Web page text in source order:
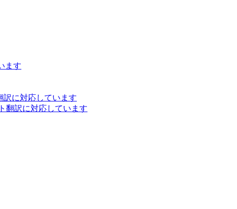
ます
訳に対応しています
翻訳に対応しています